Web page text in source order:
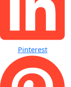
Pinterest